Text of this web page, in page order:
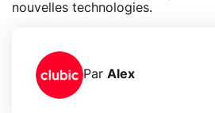
nouvelles technologies.
Par Alex